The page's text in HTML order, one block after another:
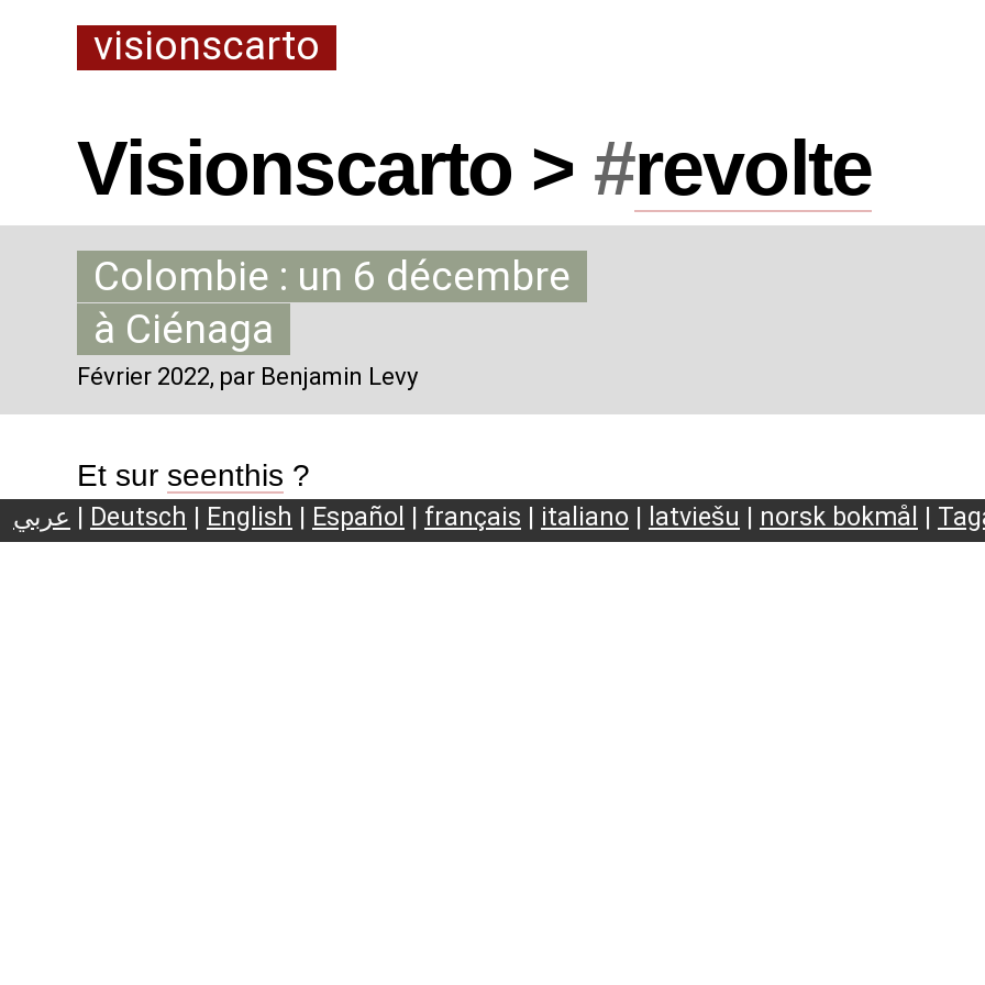
visionscarto
Visionscarto > #revolte
Colombie : un 6 décembre
à Ciénaga
Février 2022, par Benjamin Levy
Et sur seenthis ?
عربي | Deutsch | English | Español | français | italiano | latviešu | norsk bokmål |